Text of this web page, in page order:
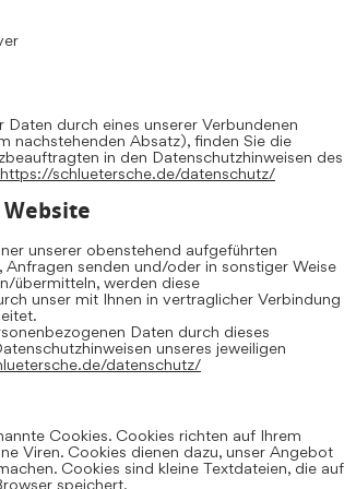
durch eines unserer Verbundenen
nachstehenden Absatz), finden Sie die
in den Datenschutzhinweisen des
https://schluetersche.de/datenschutz/
unserer obenstehend aufgeführten
senden und/oder in sonstiger Weise
übermitteln, werden diese
unser mit Ihnen in vertraglicher Verbindung
Daten durch dieses
unseres jeweiligen
datenschutz/
Cookies. Cookies richten auf Ihrem
Viren. Cookies dienen dazu, unser Angebot
Cookies sind kleine Textdateien, die auf
speichert.